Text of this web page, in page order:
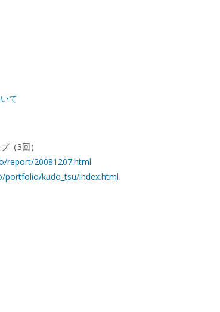
て
（3回）
report/20081207.html
portfolio/kudo_tsu/index.html